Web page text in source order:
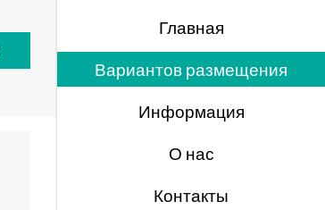
Главная
Вариантов размещения
Информация
О нас
Контакты